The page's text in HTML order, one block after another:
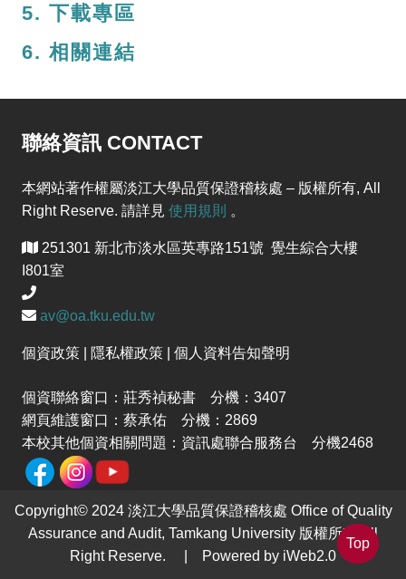
5. 下載專區
6. 相關連結
聯絡資訊 CONTACT
本網站著作權屬淡江大學品質保證稽核處 – 版權所有, All
Right Reserve. 請詳見 使用規則 。
251301 新北市淡水區英專路151號 覺生綜合大樓
I801室
av@oa.tku.edu.tw
個資政策 | 隱私權政策 | 個人資料告知聲明
個資聯絡窗口：莊秀禎秘書 分機：3407
網頁維護窗口：蔡承佑 分機：2869
本校其他個資相關問題：資訊處聯合服務台 分機2468
Copyright© 2024 淡江大學品質保證稽核處 Office of Quality
Assurance and Audit, Tamkang University 版權所有 All
Right Reserve. | Powered by iWeb2.0
Top